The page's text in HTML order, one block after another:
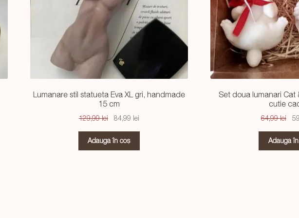
Lumanare stil statueta Eva XL gri, handmade
15 cm
129,99lei
Prețul
a
fost:
84,99 lei
84,99 lei.
Adaugă în coș
Set doua lumanari Cat
cutie
64,99lei
a
fost:
Adaugă